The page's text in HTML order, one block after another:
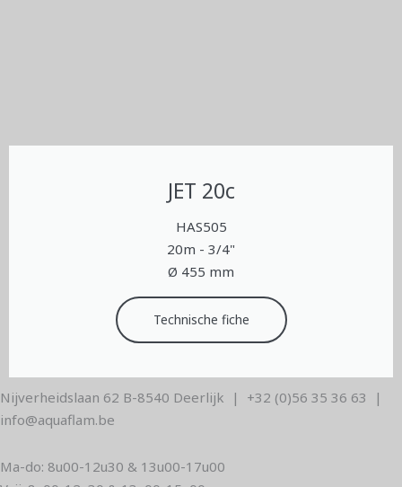
JET 20c
HAS505
20m - 3/4"
Ø 455 mm
Technische fiche
Nijverheidslaan 62 B-8540 Deerlijk | +32 (0)56 35 36 63 |
info@aquaflam.be
Ma-do: 8u00-12u30 & 13u00-17u00